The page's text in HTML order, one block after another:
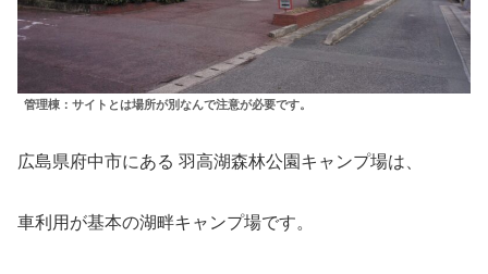
管理棟：サイトとは場所が別なんで注意が必要です。
広島県府中市にある 羽高湖森林公園キャンプ場は、
車利用が基本の湖畔キャンプ場です。